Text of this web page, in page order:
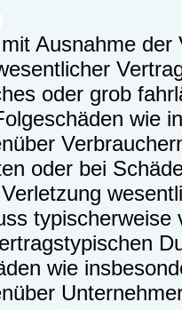
Ausnahme
oder grob
wie
oder bei
wie